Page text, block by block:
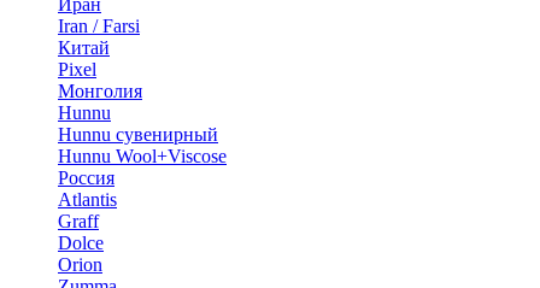
Иран
Iran / Farsi
Китай
Pixel
Монголия
Hunnu
Hunnu сувенирный
Hunnu Wool+Viscose
Россия
Atlantis
Graff
Dolce
Orion